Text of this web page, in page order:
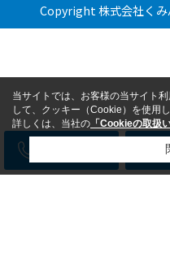
Copyright 株式会社く
当サイトでは、お客様の当サイト
して、クッキー（Cookie）を使用し
詳しくは、当社の 「Cookieの取扱